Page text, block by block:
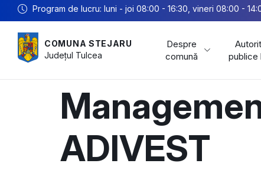
Program de lucru: luni - joi 08:00 - 16:30, vineri 08:00 -
COMUNA STEJARU
Județul Tulcea
Despre
comună
publice
ADIVEST